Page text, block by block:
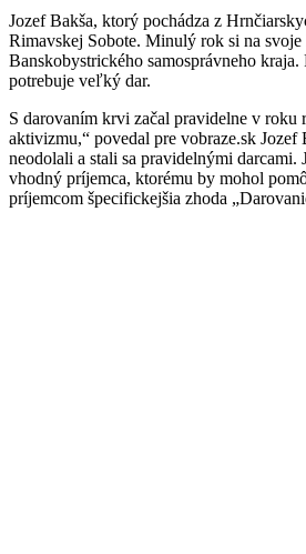
Jozef Bakša, ktorý pochádza z
Rimavskej Sobote. Minulý rok si na
Banskobystrického samosprávneho
potrebuje veľký dar.
S darovaním krvi začal pravidelne v roku
aktivizmu,“ povedal pre vobraze.sk
neodolali a stali sa pravidelnými
vhodný príjemca, ktorému by mohol
príjemcom špecifickejšia zhoda